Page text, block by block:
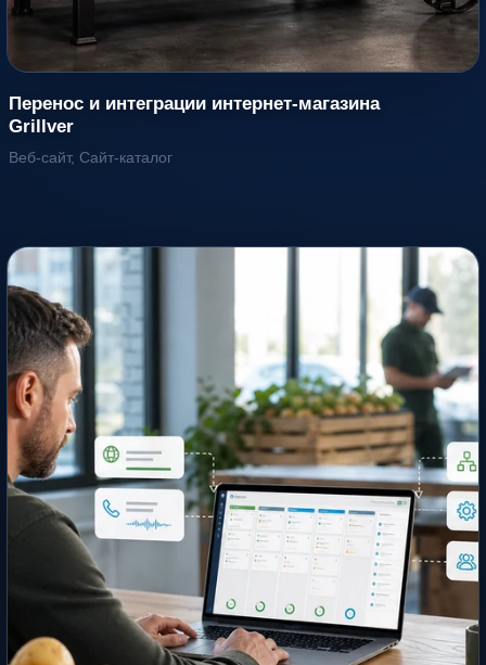
Перенос и интеграции интернет-магазина
Grillver
Веб-сайт, Сайт-каталог